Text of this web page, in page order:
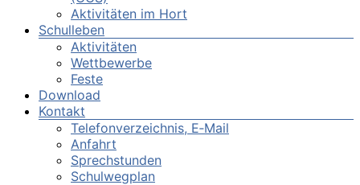
Aktivitäten im Hort
Schulleben
Aktivitäten
Wettbewerbe
Feste
Download
Kontakt
Telefonverzeichnis, E‑Mail
Anfahrt
Sprechstunden
Schulwegplan